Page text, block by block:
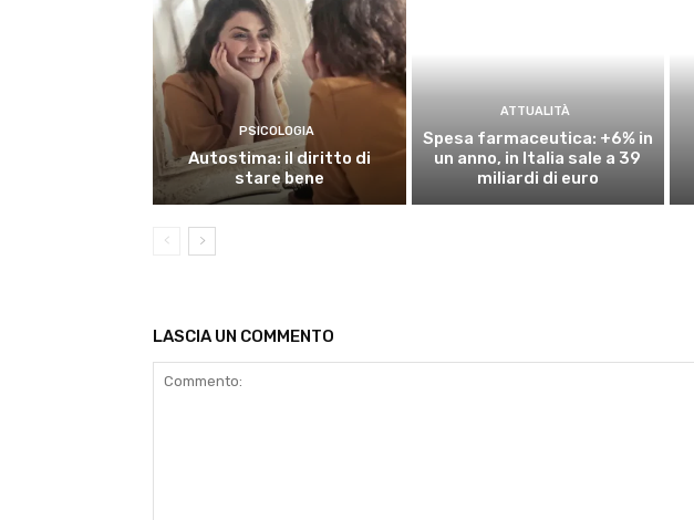
PSICOLOGIA
Autostima: il diritto di
stare bene
ATTUALITÀ
Spesa farmaceutica: +6% in
un anno, in Italia sale a 39
miliardi di euro
LASCIA UN COMMENTO